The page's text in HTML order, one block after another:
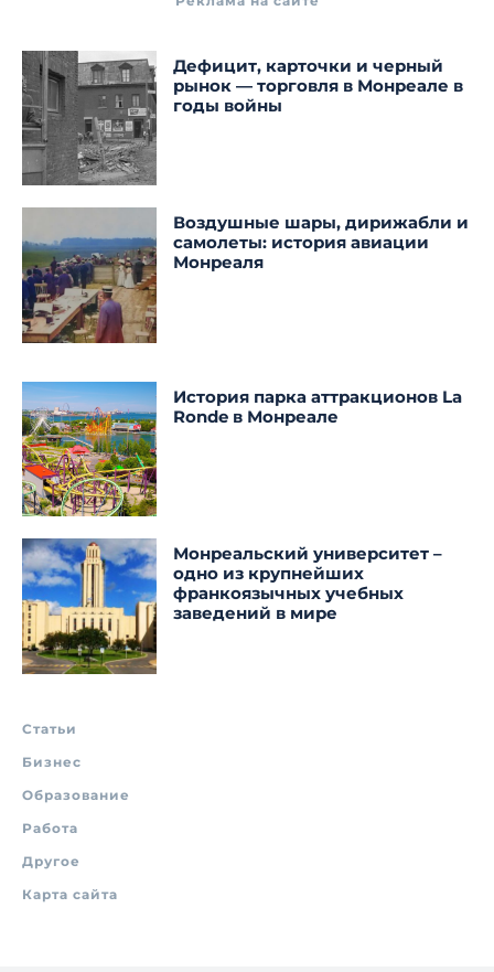
Дефицит, карточки и черный
рынок — торговля в Монреале в
годы войны
Воздушные шары, дирижабли и
самолеты: история авиации
Монреаля
История парка аттракционов La
Ronde в Монреале
Монреальский университет –
одно из крупнейших
франкоязычных учебных
заведений в мире
Статьи
Бизнес
Образование
Работа
Другое
Карта сайта